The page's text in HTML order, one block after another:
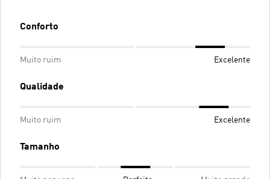
Conforto
Muito ruim Excelente
Qualidade
Muito ruim Excelente
Tamanho